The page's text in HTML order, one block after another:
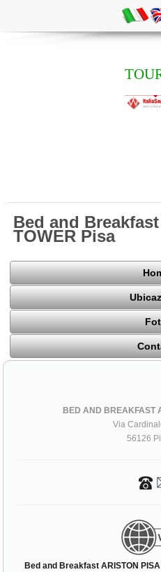
Bed and
TOWER Pisa
BED AND BREAKFAST
Via
56126
Bed and Breakfast ARISTON